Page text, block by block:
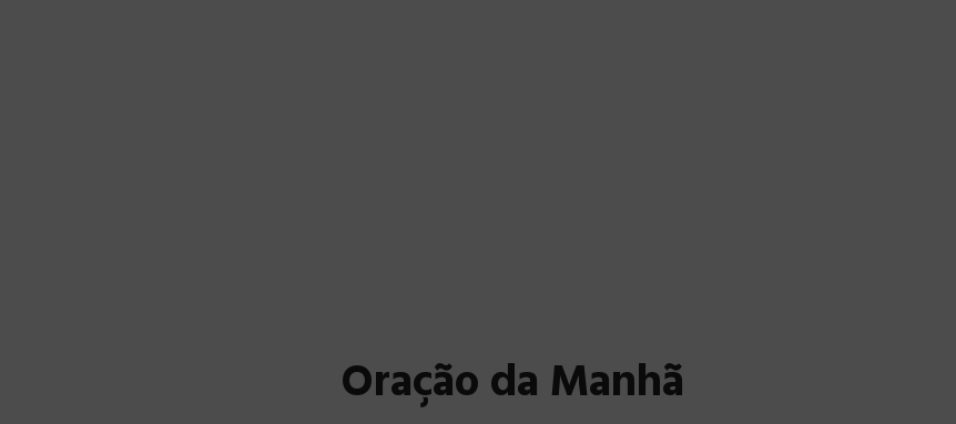
Oração da Manhã